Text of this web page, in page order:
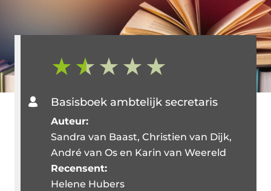
Basisboek ambtelijk secretaris
Auteur:
Sandra van Baast, Christien van Dijk,
André van Os en Karin van Weereld
Recensent:
Helene Hubers